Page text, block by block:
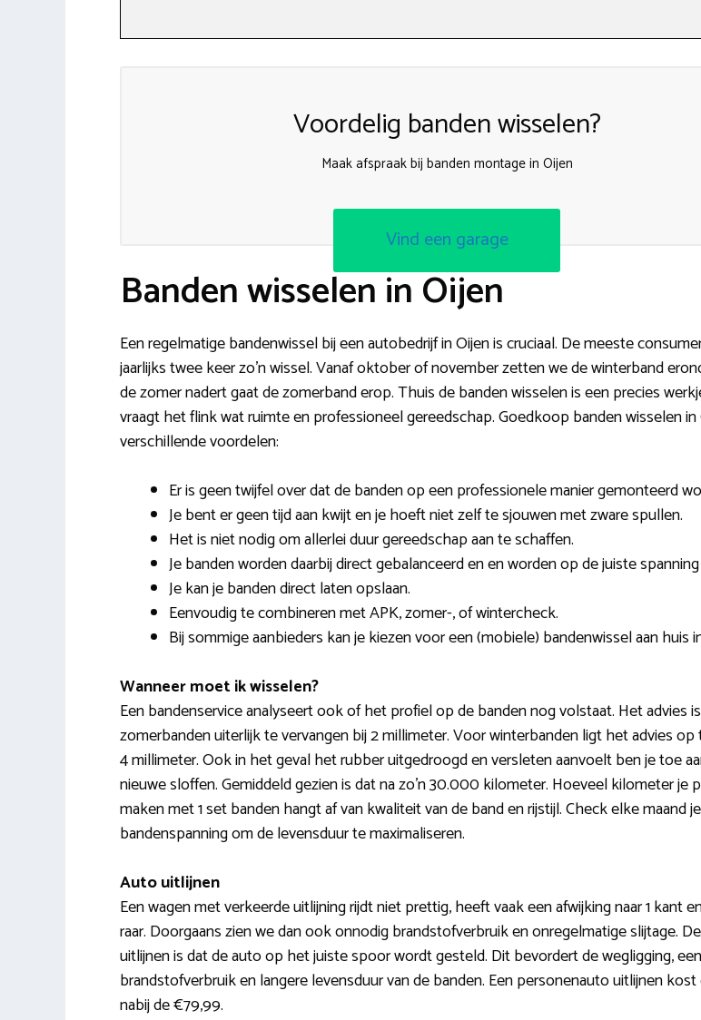
Voordelig banden wisselen?
Maak afspraak bij banden montage in Oijen
Vind een garage
Banden wisselen in Oijen
Een regelmatige bandenwissel bij een autobedrijf in Oijen is cruciaal. De meeste
jaarlijks twee keer zo’n wissel. Vanaf oktober of november zetten we de winterband
de zomer nadert gaat de zomerband erop. Thuis de banden wisselen is een precies
vraagt het flink wat ruimte en professioneel gereedschap. Goedkoop banden wisselen
verschillende voordelen:
Er is geen twijfel over dat de banden op een professionele manier gemonteerd
Je bent er geen tijd aan kwijt en je hoeft niet zelf te sjouwen met zware spullen.
Het is niet nodig om allerlei duur gereedschap aan te schaffen.
Je banden worden daarbij direct gebalanceerd en en worden op de juiste
Je kan je banden direct laten opslaan.
Eenvoudig te combineren met APK, zomer-, of wintercheck.
Bij sommige aanbieders kan je kiezen voor een (mobiele) bandenwissel aan huis
Wanneer moet ik wisselen?
Een bandenservice analyseert ook of het profiel op de banden nog volstaat. Het advies
zomerbanden uiterlijk te vervangen bij 2 millimeter. Voor winterbanden ligt het advies
4 millimeter. Ook in het geval het rubber uitgedroogd en versleten aanvoelt ben je toe
nieuwe sloffen. Gemiddeld gezien is dat na zo’n 30.000 kilometer. Hoeveel kilometer je
maken met 1 set banden hangt af van kwaliteit van de band en rijstijl. Check elke maand je
bandenspanning om de levensduur te maximaliseren.
Auto uitlijnen
Een wagen met verkeerde uitlijning rijdt niet prettig, heeft vaak een afwijking naar 1 kant
raar. Doorgaans zien we dan ook onnodig brandstofverbruik en onregelmatige slijtage.
uitlijnen is dat de auto op het juiste spoor wordt gesteld. Dit bevordert de wegligging,
brandstofverbruik en langere levensduur van de banden. Een personenauto uitlijnen
nabij de €79,99.